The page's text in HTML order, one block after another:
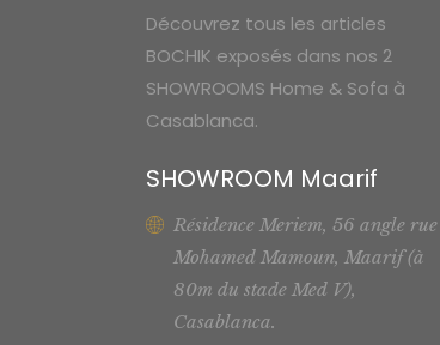
Découvrez tous les articles
BOCHIK exposés dans nos 2
SHOWROOMS Home & Sofa à
Casablanca.
SHOWROOM Maarif
Résidence Meriem, 56 angle rue
Mohamed Mamoun, Maarif (à
80m du stade Med V),
Casablanca.